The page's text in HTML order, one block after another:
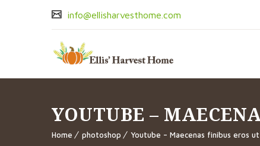
info@ellisharvesthome.com
YOUTUBE –
Home photoshop Youtube – Maecenas finibus eros ut